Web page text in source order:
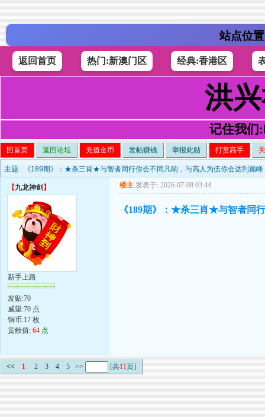
站点位
返回首页 热门:新澳门区 经典:香港区
洪
记住我们
回首页 返回论坛 充值金币 发帖赚钱 举报此贴 打赏高手
主题 : 《189期》：★杀三肖★与智者同行你会不同凡响，与高人为伍你会达到巅
【九龙神剑 】
新手上路
发贴:70
威望:70 点
铜币:17 枚
贡献值: 64 点
楼主 发表于: 2026-07-08 03:44
《189期》：★杀三肖★与智者同
<< 1 2 3 4 5 >> [共11页]